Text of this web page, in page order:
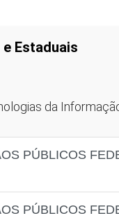
Estaduais
da
PÚBLICOS
PÚBLICOS